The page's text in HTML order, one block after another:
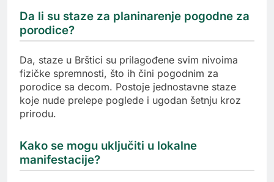
Da li su staze za planinarenje pogodne za
porodice?
Da, staze u Brštici su prilagođene svim nivoima
fizičke spremnosti, što ih čini pogodnim za
porodice sa decom. Postoje jednostavne staze
koje nude prelepe poglede i ugodan šetnju kroz
prirodu.
Kako se mogu uključiti u lokalne
manifestacije?